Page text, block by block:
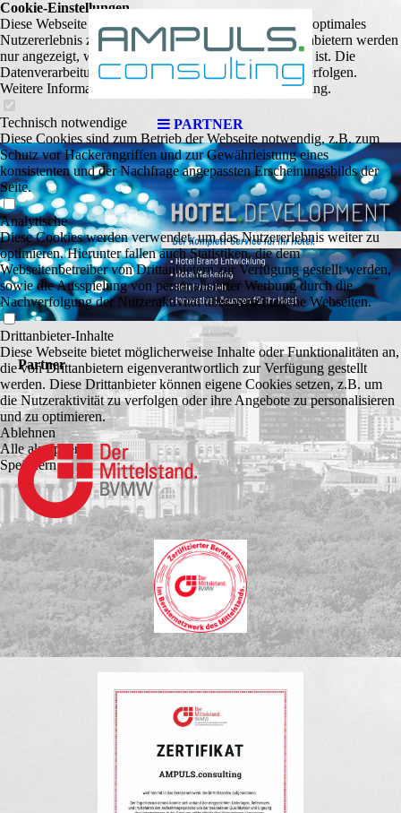
PARTNER
Partner
Cookie-Einstellungen
Diese Webseite verwendet Cookies, um Besuchern ein optimales
Nutzererlebnis zu bieten. Bestimmte Inhalte von Drittanbietern werden
nur angezeigt, wenn die entsprechende Option aktiviert ist. Die
Datenverarbeitung kann dann auch in einem Drittland erfolgen.
Weitere Informationen hierzu in der Datenschutzerklärung.
Technisch notwendige
Diese Cookies sind zum Betrieb der Webseite notwendig, z.B. zum
Schutz vor Hackerangriffen und zur Gewährleistung eines
konsistenten und der Nachfrage angepassten Erscheinungsbilds der
Seite.
Analytische
Diese Cookies werden verwendet, um das Nutzererlebnis weiter zu
optimieren. Hierunter fallen auch Statistiken, die dem
Webseitenbetreiber von Drittanbietern zur Verfügung gestellt werden,
sowie die Ausspielung von personalisierter Werbung durch die
Nachverfolgung der Nutzeraktivität über verschiedene Webseiten.
Drittanbieter-Inhalte
Diese Webseite bietet möglicherweise Inhalte oder Funktionalitäten an,
die von Drittanbietern eigenverantwortlich zur Verfügung gestellt
werden. Diese Drittanbieter können eigene Cookies setzen, z.B. um
die Nutzeraktivität zu verfolgen oder ihre Angebote zu personalisieren
und zu optimieren.
Ablehnen
Alle akzeptieren
Speichern